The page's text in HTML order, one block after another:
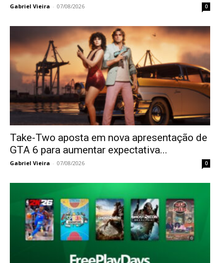
Gabriel Vieira - 07/08/2026 0
Take-Two aposta em nova apresentação de
GTA 6 para aumentar expectativa...
Gabriel Vieira - 07/08/2026 0